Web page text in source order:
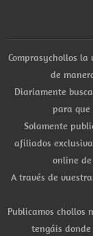
Comprasychollos
de
Diariamente
para que
Solamente
afiliados
online
A través de
Publicamos chollos
tengáis